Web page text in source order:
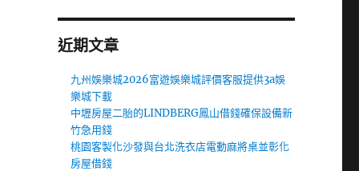
近期文章
九州娛樂城2026富遊娛樂城評價客服提供3a娛
樂城下載
中壢房屋二胎的LINDBERG鳳山借錢確保設備新
竹急用錢
桃園客製化沙發與台北洗衣店電動麻將桌並彰化
房屋借錢